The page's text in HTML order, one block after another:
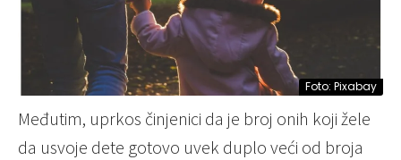
Foto: Pixabay
Međutim, uprkos činjenici da je broj onih koji žele
da usvoje dete gotovo uvek duplo veći od broja